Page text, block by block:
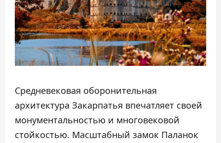
Средневековая оборонительная
архитектура Закарпатья впечатляет своей
монументальностью и многовековой
стойкостью. Масштабный замок Паланок